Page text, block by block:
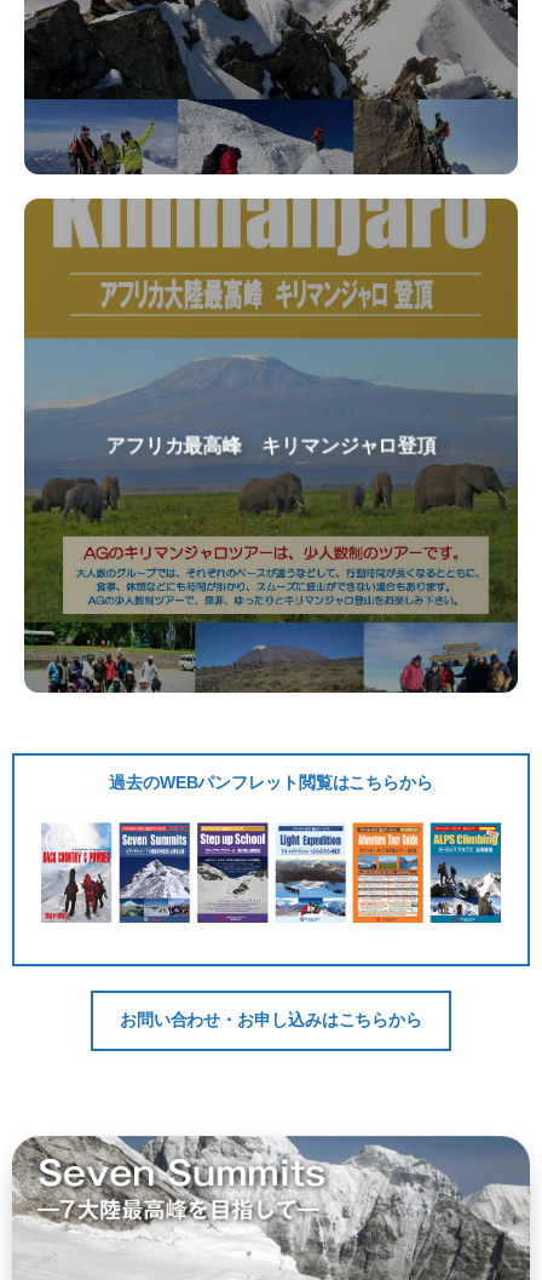
アフリカ最高峰 キリマンジャロ登頂
かけて、高所順応を図りながら登ります。ゆっくり登りたい方、
体力に自身のない方にお勧めのコースです。
過去のWEBパンフレット閲覧はこちらから
お問い合わせ・お申し込みはこちらから